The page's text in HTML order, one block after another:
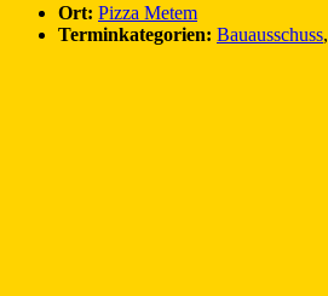
Ort: Pizza Metem
Terminkategorien: Bauausschuss,